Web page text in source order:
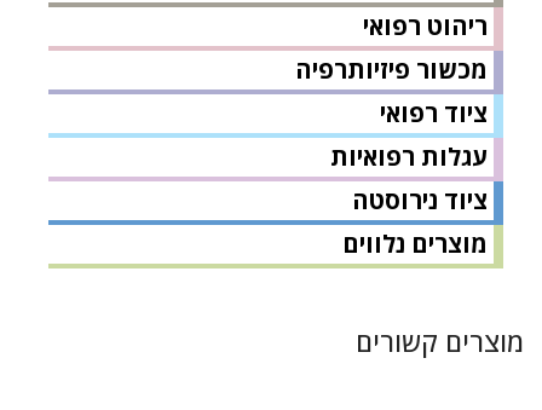
ריהוט רפואי
מכשור פיזיותרפיה
ציוד רפואי
עגלות רפואיות
ציוד נירוסטה
מוצרים נלווים
מוצרים קשורים